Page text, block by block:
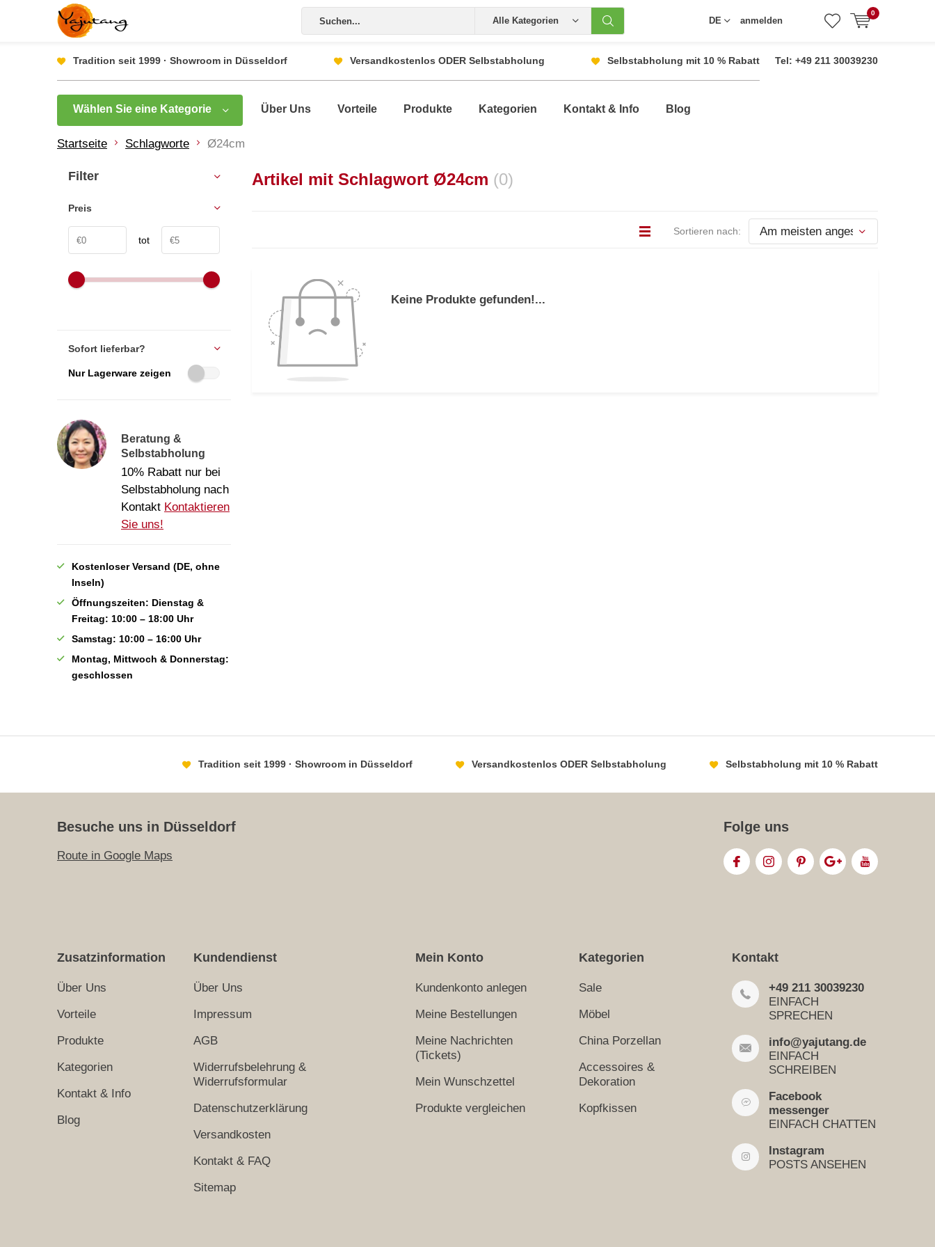
Alle Kategorien DE anmelden
0
Tradition seit 1999 · Showroom in Düsseldorf Versandkostenlos ODER Selbstabholung Selbstabholung mit 10 % Rabatt Tel: +49 211 30039230
Wählen Sie eine Kategorie Über Uns Vorteile Produkte Kategorien Kontakt & Info Blog
Startseite Schlagworte Ø24cm
Artikel mit Schlagwort Ø24cm (0)
Sortieren nach:
Keine Produkte gefunden!...
Filter
Preis
tot
Sofort lieferbar?
Nur Lagerware zeigen
Beratung &
Selbstabholung
10% Rabatt nur bei
Selbstabholung nach
Kontakt Kontaktieren
Sie uns!
Kostenloser Versand (DE, ohne
Inseln)
Öffnungszeiten: Dienstag &
Freitag: 10:00 – 18:00 Uhr
Samstag: 10:00 – 16:00 Uhr
Montag, Mittwoch & Donnerstag:
geschlossen
Tradition seit 1999 · Showroom in Düsseldorf Versandkostenlos ODER Selbstabholung Selbstabholung mit 10 % Rabatt
Besuche uns in Düsseldorf
Route in Google Maps
Folge uns
Zusatzinformation
Über Uns
Vorteile
Produkte
Kategorien
Kontakt & Info
Blog
Kundendienst
Über Uns
Impressum
AGB
Widerrufsbelehrung &
Widerrufsformular
Datenschutzerklärung
Versandkosten
Kontakt & FAQ
Sitemap
Mein Konto
Kundenkonto anlegen
Meine Bestellungen
Meine Nachrichten
(Tickets)
Mein Wunschzettel
Produkte vergleichen
Kategorien
Sale
Möbel
China Porzellan
Accessoires &
Dekoration
Kopfkissen
Kontakt
+49 211 30039230
EINFACH
SPRECHEN
info@yajutang.de
EINFACH
SCHREIBEN
Facebook
messenger
EINFACH CHATTEN
Instagram
POSTS ANSEHEN